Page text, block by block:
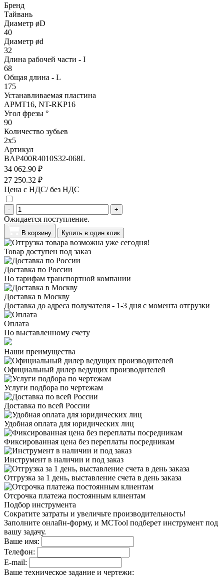
Бренд
Тайвань
Диаметр øD
40
Диаметр ød
32
Длина рабочей части - I
68
Общая длина - L
175
Устанавливаемая пластина
APMT16, NT-RKP16
Угол фрезы °
90
Количество зубьев
2x5
Артикул
BAP400R4010S32-068L
34 062.90 ₽
27 250.32 ₽
Цена с НДС/ без НДС
- +
Ожидается поступление.
В корзину Купить в один клик
Товар доступен под заказ
Доставка по России
По тарифам транспортной компании
Доставка в Москву
Доставка до адреса получателя - 1-3 дня с момента отгрузки
Оплата
По выставленному счету
Наши преимущества
Официальный дилер ведущих производителей
Услуги подбора по чертежам
Доставка по всей России
Удобная оплата для юридических лиц
Фиксированная цена без переплаты посредникам
Инструмент в наличии и под заказ
Отгрузка за 1 день, выставление счета в день заказа
Отсрочка платежа постоянным клиентам
Подбор инструмента
Сократите затраты и увеличьте производительность!
Заполните онлайн-форму, и MCTool подберет инструмент под
вашу задачу.
Ваше имя:
Телефон:
E-mail:
Ваше техническое задание и чертежи: